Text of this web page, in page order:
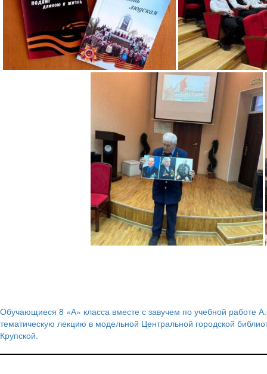
Навигация
по
записям
Обучающиеся 8 «А» класса вместе с завучем по учебной работе
тематическую лекцию в модельной Центральной городской
Крупской.